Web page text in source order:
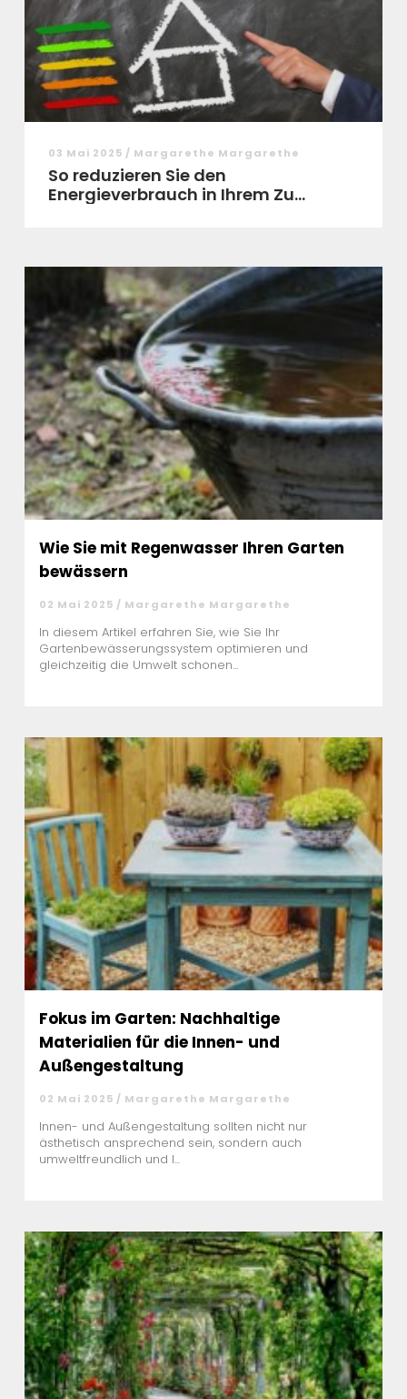
03 Mai 2025 / Margarethe Margarethe
So reduzieren Sie den
Energieverbrauch in Ihrem Zu...
Wie Sie mit Regenwasser Ihren Garten
bewässern
02 Mai 2025 / Margarethe Margarethe
In diesem Artikel erfahren Sie, wie Sie Ihr
Gartenbewässerungssystem optimieren und
gleichzeitig die Umwelt schonen...
Fokus im Garten: Nachhaltige
Materialien für die Innen- und
Außengestaltung
02 Mai 2025 / Margarethe Margarethe
Innen- und Außengestaltung sollten nicht nur
ästhetisch ansprechend sein, sondern auch
umweltfreundlich und l...